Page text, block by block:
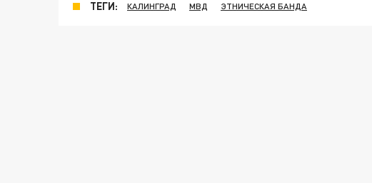
ТЕГИ: КАЛИНГРАД МВД ЭТНИЧЕСКАЯ БАНДА